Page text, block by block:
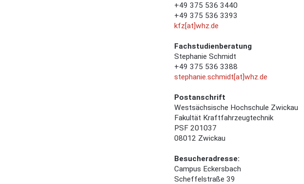
+49 375 536 3440
+49 375 536 3393
kfz[at]whz.de
Fachstudienberatung
Stephanie Schmidt
+49 375 536 3388
stephanie.schmidt[at]whz.de
Postanschrift
Westsächsische Hochschule Zwickau
Fakultät Kraftfahrzeugtechnik
PSF 201037
08012 Zwickau
Besucheradresse:
Campus Eckersbach
Scheffelstraße 39